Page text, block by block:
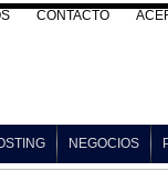
CONTACTO
NEGOCIOS